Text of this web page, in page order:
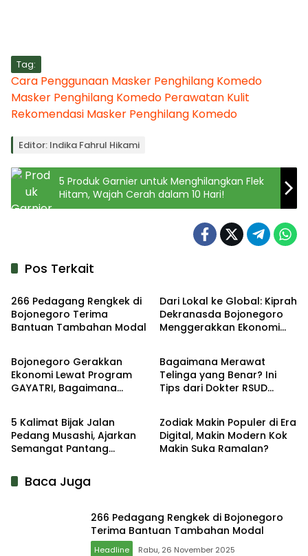
Tag:
Cara Penggunaan Masker Penghilang Komedo
Masker Penghilang Komedo Perawatan Kulit
Rekomendasi Masker Penghilang Komedo
Editor: Indika Fahrul Hikami
5 Produk Garnier untuk Menghilangkan Flek
Hitam, Wajah Cerah dalam 10 Hari!
Pos Terkait
Headline
266 Pedagang Rengkek di
Bojonegoro Terima
Bantuan Tambahan Modal
Dari Lokal ke Global: Kiprah
Dekranasda Bojonegoro
Menggerakkan Ekonomi
Headline
Bojonegoro Gerakkan
Ekonomi Lewat Program
GAYATRI, Bagaimana
Lifestyle
Bagaimana Merawat
Telinga yang Benar? Ini
Tips dari Dokter RSUD
Lifestyle
5 Kalimat Bijak Jalan
Pedang Musashi, Ajarkan
Semangat Pantang
Lifestyle
Zodiak Makin Populer di Era
Digital, Makin Modern Kok
Makin Suka Ramalan?
Baca Juga
266 Pedagang Rengkek di Bojonegoro
Terima Bantuan Tambahan Modal
Headline Rabu, 26 November 2025